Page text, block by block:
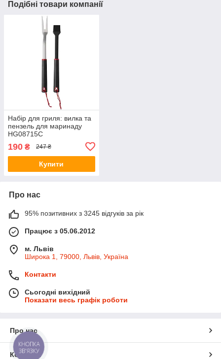
Подібні товари компанії
Набір для гриля: вилка та
пензель для маринаду
HG08715C
190 ₴ 247 ₴
Купити
Про нас
95% позитивних з 3245 відгуків за рік
Працює з 05.06.2012
м. Львів
Широка 1, 79000, Львів, Україна
Контакти
Сьогодні вихідний
Показати весь графік роботи
Про нас
Контакти
КНОПКА
ЗВ'ЯЗКУ